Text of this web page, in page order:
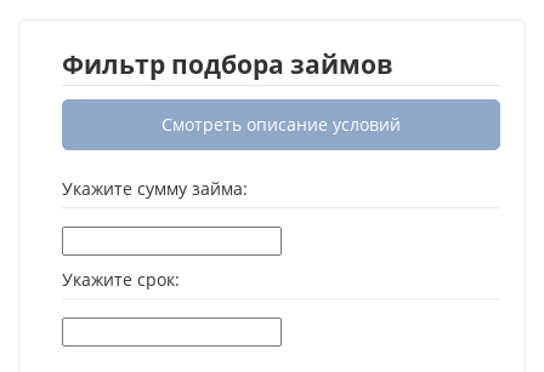
Фильтр подбора займов
Смотреть описание условий
Укажите сумму займа:
Укажите срок: